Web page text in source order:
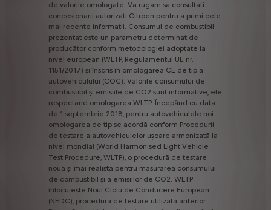
de valorile omologate. Va rugam sa consultati
concesionarii autorizati Citroen pentru a primi cele
mai recente informatii. Consumul de combustibil
prezentat este un parametru determinat de
producător conform metodologiei adoptate la
nivel european (WLTP, Regulamentul UE nr.
1151/2017) și înscris în omologarea CE de tip a
autovehiculului (COC). Valorile consumului de
combustibil și emisiile de CO2 sunt informative, ele
respectand omologarea WLTP. Începând cu data
de 1 septembrie 2018, pentru autovehiculele noi
omologarea de tip se acordă conform Procedurii
de testare a autovehiculelor ușoare armonizată la
nivel mondial (World Harmonised Light Vehicle
Test Procedure, WLTP), o procedură de testare
nouă și mai realistă pentru măsurarea consumului
de combustibil și a emisiilor de CO2. WLTP
înlocuiește Noul Ciclu de Conducere European
(NEDC), procedura de testare utilizată anterior.